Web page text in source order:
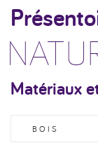
Matériaux
BOIS